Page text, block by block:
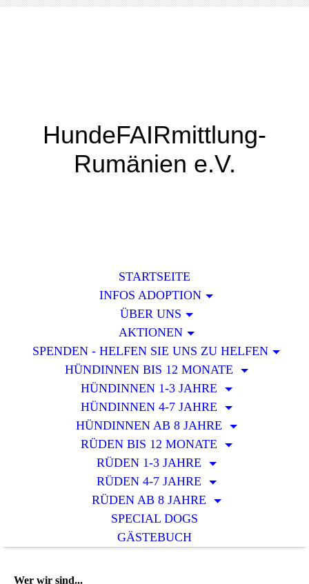
HundeFAIRmittlung-
Rumänien e.V.
STARTSEITE
INFOS ADOPTION
ÜBER UNS
AKTIONEN
SPENDEN - HELFEN SIE UNS ZU HELFEN
HÜNDINNEN BIS 12 MONATE
HÜNDINNEN 1-3 JAHRE
HÜNDINNEN 4-7 JAHRE
HÜNDINNEN AB 8 JAHRE
RÜDEN BIS 12 MONATE
RÜDEN 1-3 JAHRE
RÜDEN 4-7 JAHRE
RÜDEN AB 8 JAHRE
SPECIAL DOGS
GÄSTEBUCH
Wer wir sind...